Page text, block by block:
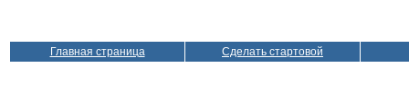
Главная страница Сделать стартовой